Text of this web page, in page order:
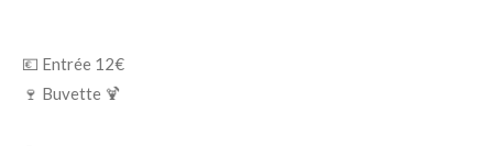
💶 Entrée 12€
🍷 Buvette 🍹